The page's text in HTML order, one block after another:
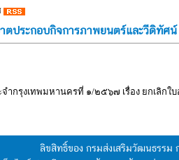
ตประกอบกิจการภาพยนตร์และวีดิทัศน์
จำกรุงเทพมหานครที่ ๑/๒๕๖๗ เรื่อง ยกเลิก
ลิขสิทธิ์ของ กรมส่งเสริมวัฒนธรรม